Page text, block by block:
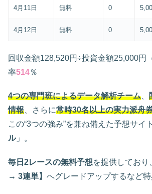
4月11日 無料 0
4月12日 無料 0
回収金額128,520円÷投資金額25,000円
率514％
4つの専門班によるデータ解析チーム、
情報、さらに常時30名以上の実力派舟
この“3つの強み”を兼ね備えた予想サイ
ル」。
毎日2レースの無料予想を提供しており
→ 3連単】 へグレードアップするなど特